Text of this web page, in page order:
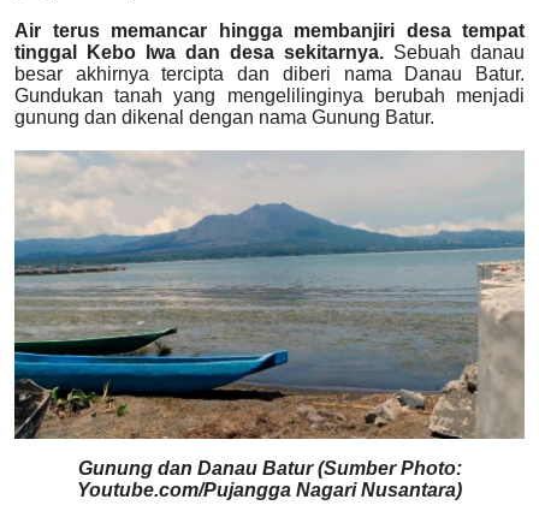
Air terus memancar hingga membanjiri desa tempat
tinggal Kebo Iwa dan desa sekitarnya. Sebuah danau
besar akhirnya tercipta dan diberi nama Danau Batur.
Gundukan tanah yang mengelilinginya berubah menjadi
gunung dan dikenal dengan nama Gunung Batur.
Gunung dan Danau Batur (Sumber Photo:
Youtube.com/Pujangga Nagari Nusantara)